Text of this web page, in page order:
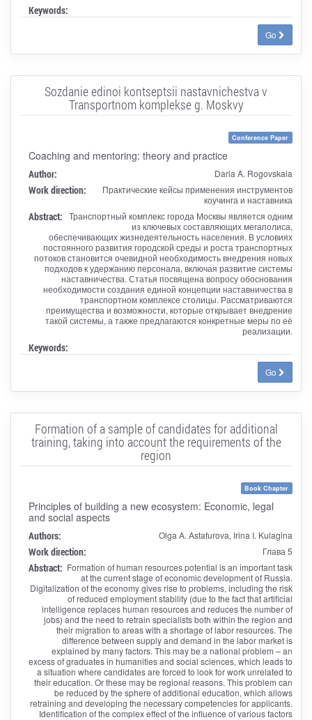
Keywords:
Go
Sozdanie edinoi kontseptsii nastavnichestva v
Transportnom komplekse g. Moskvy
Conference Paper
Coaching and mentoring: theory and practice
Author: Daria A. Rogovskaia
Work direction:
Практические кейсы применения инструментов
коучинга и наставника
Abstract: Транспортный комплекс города Москвы является одним
из ключевых составляющих мегаполиса,
обеспечивающих жизнедеятельность населения. В условиях
постоянного развития городской среды и роста транспортных
потоков становится очевидной необходимость внедрения новых
подходов к удержанию персонала, включая развитие системы
наставничества. Статья посвящена вопросу обоснования
необходимости создания единой концепции наставничества в
транспортном комплексе столицы. Рассматриваются
преимущества и возможности, которые открывает внедрение
такой системы, а также предлагаются конкретные меры по её
реализации.
Keywords:
Go
Formation of a sample of candidates for additional
training, taking into account the requirements of the
region
Book Chapter
Principles of building a new ecosystem: Economic, legal
and social aspects
Authors: Olga A. Astafurova, Irina I. Kulagina
Work direction: Глава 5
Abstract: Formation of human resources potential is an important task
at the current stage of economic development of Russia.
Digitalization of the economy gives rise to problems, including the risk
of reduced employment stability (due to the fact that artificial
intelligence replaces human resources and reduces the number of
jobs) and the need to retrain specialists both within the region and
their migration to areas with a shortage of labor resources. The
difference between supply and demand in the labor market is
explained by many factors. This may be a national problem – an
excess of graduates in humanities and social sciences, which leads to
a situation where candidates are forced to look for work unrelated to
their education. Or these may be regional reasons. This problem can
be reduced by the sphere of additional education, which allows
retraining and developing the necessary competencies for applicants.
Identification of the complex effect of the influence of various factors